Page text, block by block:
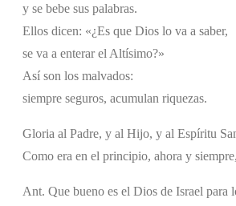
y se bebe sus palabras.
Ellos dicen: «¿Es que Dios lo va a saber,
se va a enterar el Altísimo?»
Así son los malvados:
siempre seguros, acumulan riquezas.
Gloria al Padre, y al Hijo, y al Espíritu
Como era en el principio, ahora y
Ant. Que bueno es el Dios de Israel para